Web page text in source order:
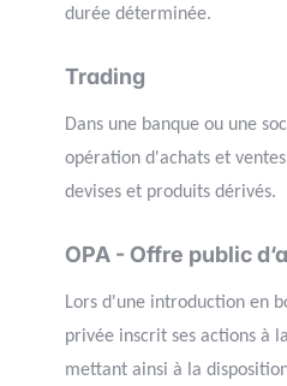
durée déterminée.
Trading
Dans une banque ou une
opération d'achats et
devises et produits dérivés.
OPA - Offre public
Lors d'une introduction en
privée inscrit ses actions à
mettant ainsi à la